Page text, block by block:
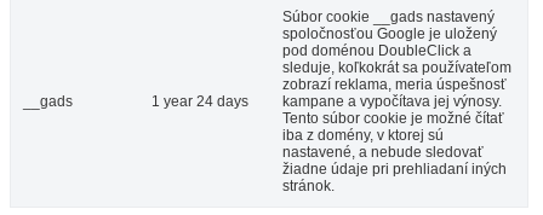
__gads 1 year 24 days
Súbor cookie __gads nastavený
spoločnosťou Google je uložený
pod doménou DoubleClick a
sleduje, koľkokrát sa používateľom
zobrazí reklama, meria úspešnosť
kampane a vypočítava jej výnosy.
Tento súbor cookie je možné čítať
iba z domény, v ktorej sú
nastavené, a nebude sledovať
žiadne údaje pri prehliadaní iných
stránok.